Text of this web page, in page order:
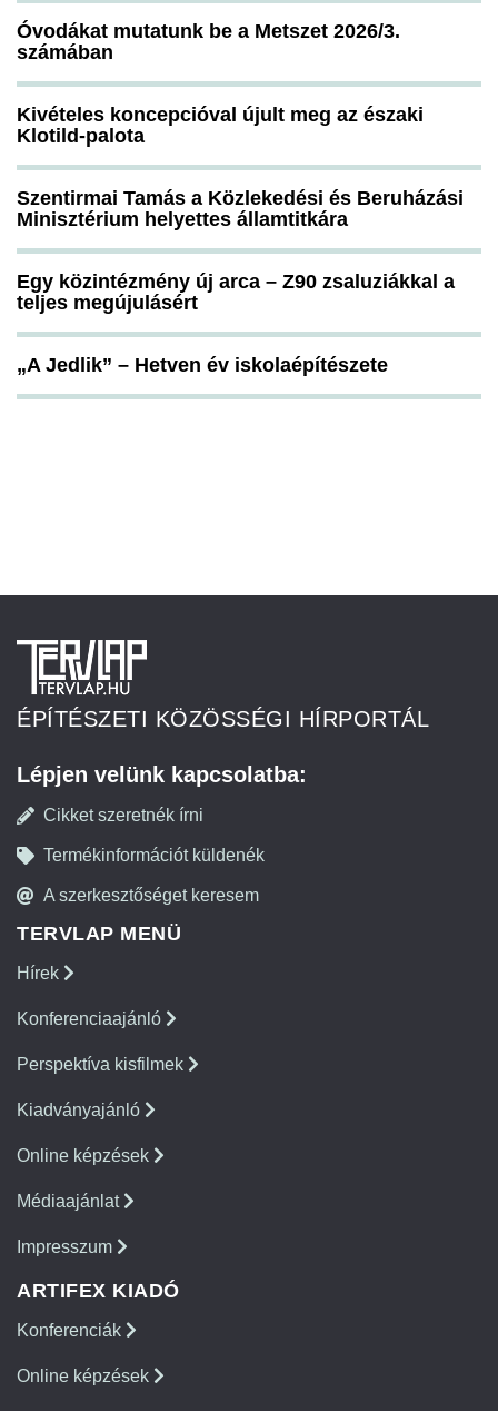
Óvodákat mutatunk be a Metszet 2026/3.
számában
Kivételes koncepcióval újult meg az északi
Klotild-palota
Szentirmai Tamás a Közlekedési és Beruházási
Minisztérium helyettes államtitkára
Egy közintézmény új arca – Z90 zsaluziákkal a
teljes megújulásért
„A Jedlik” – Hetven év iskolaépítészete
ÉPÍTÉSZETI KÖZÖSSÉGI HÍRPORTÁL
Lépjen velünk kapcsolatba:
Cikket szeretnék írni
Termékinformációt küldenék
A szerkesztőséget keresem
TERVLAP MENÜ
Hírek
Konferenciaajánló
Perspektíva kisfilmek
Kiadványajánló
Online képzések
Médiaajánlat
Impresszum
ARTIFEX KIADÓ
Konferenciák
Online képzések